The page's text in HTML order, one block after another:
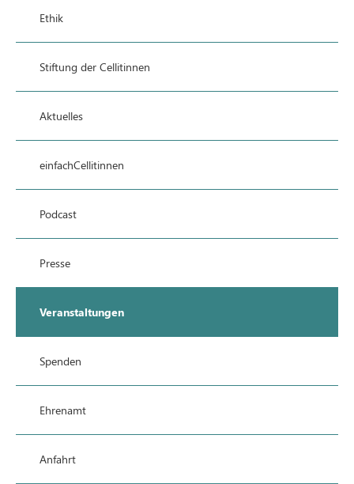
Ethik
Stiftung der Cellitinnen
Aktuelles
einfachCellitinnen
Podcast
Presse
Veranstaltungen
Spenden
Ehrenamt
Anfahrt